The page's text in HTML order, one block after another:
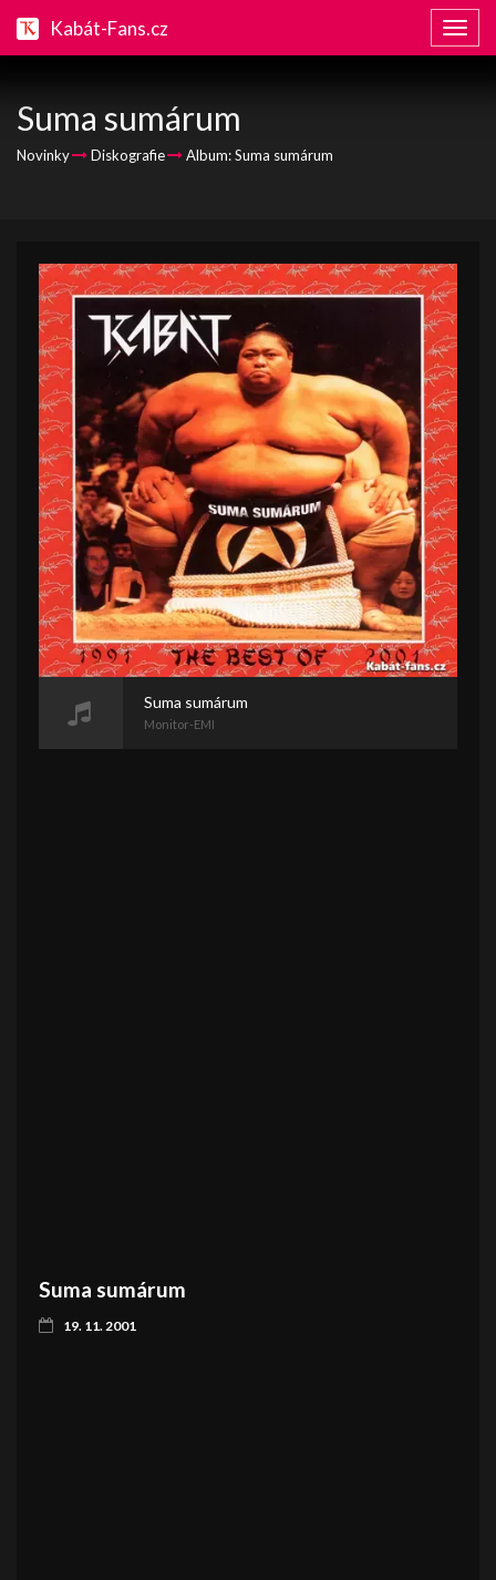
Kabát-Fans.cz
Suma sumárum
Novinky Diskografie Album: Suma sumárum
Suma sumárum
Monitor-EMI
Suma sumárum
19. 11. 2001